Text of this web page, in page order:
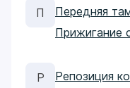
П
Передняя
Прижигание
Р Репозиция